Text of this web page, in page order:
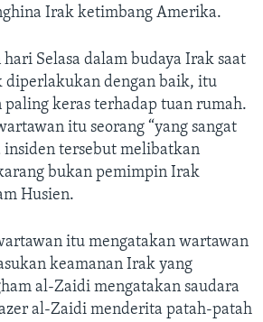
Irak ketimbang Amerika.
Selasa dalam budaya Irak saat
diperlakukan dengan baik, itu
paling keras terhadap tuan rumah.
itu seorang “yang sangat
insiden tersebut melibatkan
bukan pemimpin Irak
Husien.
itu mengatakan wartawan
keamanan Irak yang
al-Zaidi mengatakan saudara
al-Zaidi menderita patah-patah